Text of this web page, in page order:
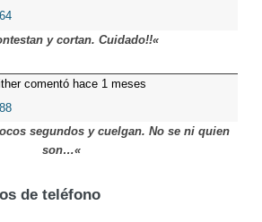
y cortan. Cuidado!!«
comentó hace 1 meses
segundos y cuelgan. No se ni quien
son…«
de teléfono